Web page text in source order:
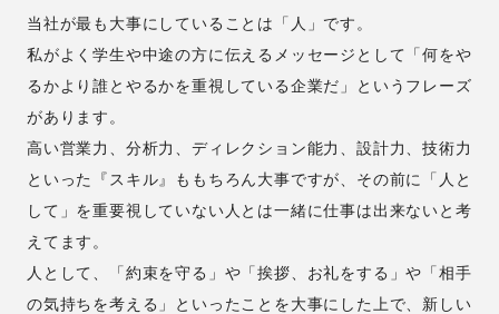
当社が最も大事にしていることは「人」です。
私がよく学生や中途の方に伝えるメッセージとして「何をや
るかより誰とやるかを重視している企業だ」というフレーズ
があります。
高い営業力、分析力、ディレクション能力、設計力、技術力
といった『スキル』ももちろん大事ですが、その前に「人と
して」を重要視していない人とは一緒に仕事は出来ないと考
えてます。
人として、「約束を守る」や「挨拶、お礼をする」や「相手
の気持ちを考える」といったことを大事にした上で、新しい